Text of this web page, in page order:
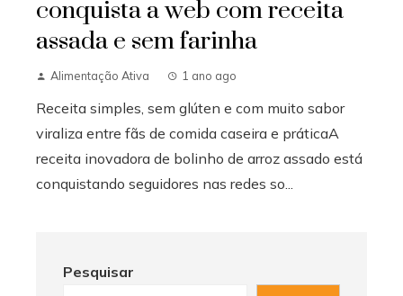
conquista a web com receita
assada e sem farinha
Alimentação Ativa 1 ano ago
Receita simples, sem glúten e com muito sabor
viraliza entre fãs de comida caseira e práticaA
receita inovadora de bolinho de arroz assado está
conquistando seguidores nas redes so...
Pesquisar